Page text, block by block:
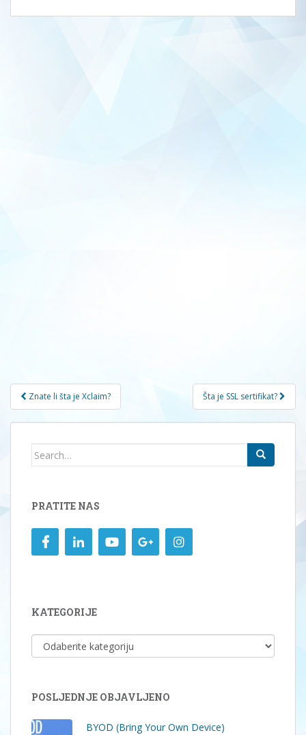
Navigacija
članaka
Znate li šta je Xclaim? Šta je SSL sertifikat?
Search
PRATITE NAS
KATEGORIJE
KATEGORIJE
POSLJEDNJE OBJAVLJENO
BYOD (Bring Your Own Device)